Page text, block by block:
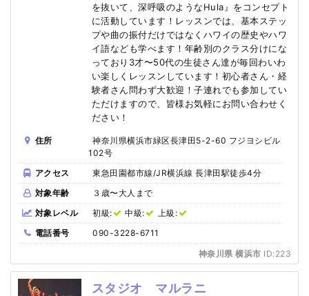
を抜いて、深呼吸のようなHula』をコンセプト
に活動しています！レッスンでは、基本ステッ
プや曲の振付だけではなくハワイの歴史やハワ
イ語なども学べます！年齢別のクラス分けにな
っており3才〜50代の生徒さん達が毎回わいわ
い楽しくレッスンしています！初心者さん・経
験者さん問わず大歓迎！子連れでも参加してい
ただけますので、皆様お気軽にお問い合わせく
ださい！
住所
神奈川県横浜市緑区長津田5-2-60 フジヨシビル
102号
アクセス
東急田園都市線/JR横浜線 長津田駅徒歩4分
対象年齢
３歳〜大人まで
対象レベル
初級: 中級:
上級:
電話番号
090-3228-6711
神奈川県 横浜市 ID:223
スタジオ マルラニ